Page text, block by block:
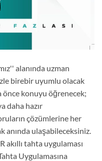
alanında uzman
birebir uyumlu olacak
önce konuyu öğrenecek;
daha hazır
çözümlerine her
anında ulaşabileceksiniz.
tahta uygulaması
Uygulamasına